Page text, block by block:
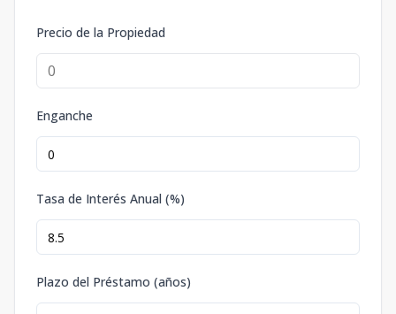
Precio de la Propiedad
Enganche
Tasa de Interés Anual (%)
Plazo del Préstamo (años)